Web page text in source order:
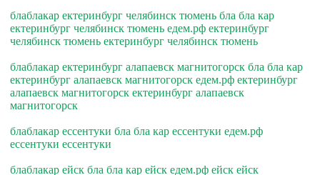
блаблакар ектеринбург челябинск тюмень бла бла кар
ектеринбург челябинск тюмень едем.рф ектеринбург
челябинск тюмень ектеринбург челябинск тюмень
блаблакар ектеринбург алапаевск магнитогорск бла бла кар
ектеринбург алапаевск магнитогорск едем.рф ектеринбург
алапаевск магнитогорск ектеринбург алапаевск
магнитогорск
блаблакар ессентуки бла бла кар ессентуки едем.рф
ессентуки ессентуки
блаблакар ейск бла бла кар ейск едем.рф ейск ейск